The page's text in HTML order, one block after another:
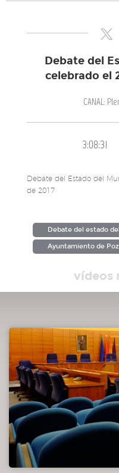
Debate del
celebrado el
CANAL:
3:08:31
Debate del Estado del
de 2017
Debate del estado
Ayuntamiento de
vídeos